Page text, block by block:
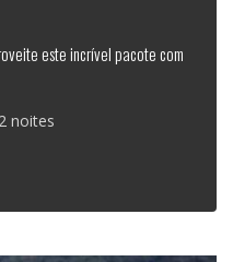
este incrível pacote com
noites